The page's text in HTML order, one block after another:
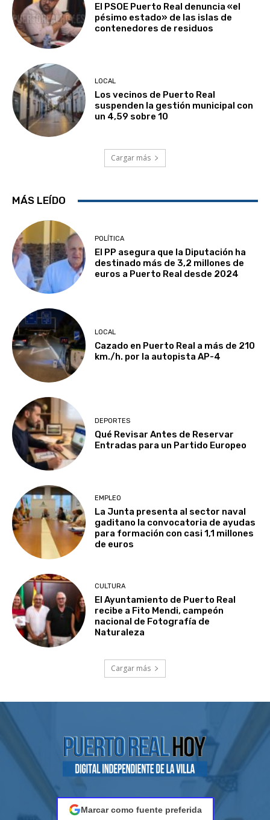
El PSOE Puerto Real denuncia «el
pésimo estado» de las islas de
contenedores de residuos
LOCAL
Los vecinos de Puerto Real
suspenden la gestión municipal con
un 4,59 sobre 10
Cargar más
MÁS LEÍDO
POLÍTICA
El PP asegura que la Diputación ha
destinado más de 3,2 millones de
euros a Puerto Real desde 2024
LOCAL
Cazado en Puerto Real a más de 210
km./h. por la autopista AP-4
DEPORTES
Qué Revisar Antes de Reservar
Entradas para un Partido Europeo
EMPLEO
La Junta presenta al sector naval
gaditano la convocatoria de ayudas
para formación con casi 1,1 millones
de euros
CULTURA
El Ayuntamiento de Puerto Real
recibe a Fito Mendi, campeón
nacional de Fotografía de
Naturaleza
Cargar más
Marcar como fuente preferida